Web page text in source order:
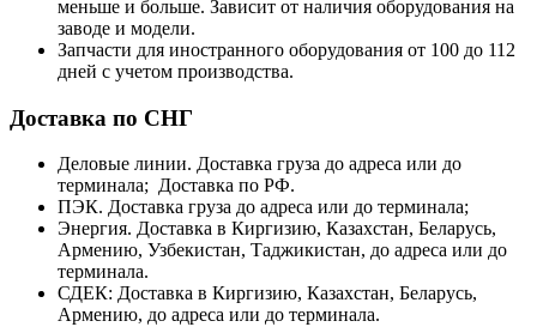
меньше и больше. Зависит от наличия оборудования на
заводе и модели.
Запчасти для иностранного оборудования от 100 до 112
дней с учетом производства.
Доставка по СНГ
Деловые линии. Доставка груза до адреса или до
терминала; Доставка по РФ.
ПЭК. Доставка груза до адреса или до терминала;
Энергия. Доставка в Киргизию, Казахстан, Беларусь,
Армению, Узбекистан, Таджикистан, до адреса или до
терминала.
СДЕК: Доставка в Киргизию, Казахстан, Беларусь,
Армению, до адреса или до терминала.